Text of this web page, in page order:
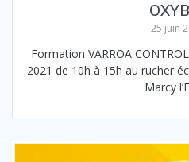
25 juin
Formation VARROA
2021 de 10h à 15h au rucher
Marcy